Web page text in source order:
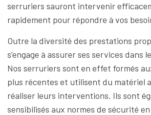
serruriers sauront intervenir
rapidement pour répondre à vos
Outre la diversité des prestations
s’engage à assurer ses services dans
Nos serruriers sont en effet formés
plus récentes et utilisent du matériel
réaliser leurs interventions. Ils sont
sensibilisés aux normes de sécurité